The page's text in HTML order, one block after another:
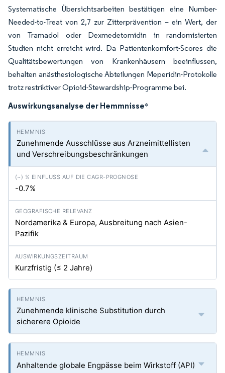
Systematische Übersichtsarbeiten bestätigen eine Number-
Needed-to-Treat von 2,7 zur Zitterprävention – ein Wert, der
von Tramadol oder Dexmedetomidin in randomisierten
Studien nicht erreicht wird. Da Patientenkomfort-Scores die
Qualitätsbewertungen von Krankenhäusern beeinflussen,
behalten anästhesiologische Abteilungen Meperidin-Protokolle
trotz restriktiver Opioid-Stewardship-Programme bei.
Auswirkungsanalyse der Hemmnisse*
Zunehmende Ausschlüsse aus Arzneimittellisten
und Verschreibungsbeschränkungen
-0.7%
Nordamerika & Europa, Ausbreitung nach Asien-
Pazifik
Kurzfristig (≤ 2 Jahre)
Zunehmende klinische Substitution durch
sicherere Opioide
Anhaltende globale Engpässe beim Wirkstoff (API)